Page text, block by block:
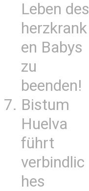
Leben des
herzkrank
en Babys
zu
beenden!
Bistum
Huelva
führt
verbindlic
hes